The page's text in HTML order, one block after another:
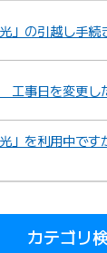
」の引越し手
工事日を変更し
」を利用中で
カテゴリ